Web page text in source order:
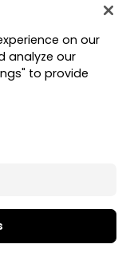
排列、工具指引和
驗和效率。
on our
analyze our
to provide